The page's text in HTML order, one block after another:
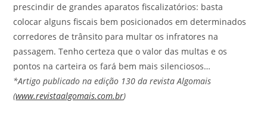
prescindir de grandes aparatos fiscalizatórios: basta
colocar alguns fiscais bem posicionados em determinados
corredores de trânsito para multar os infratores na
passagem. Tenho certeza que o valor das multas e os
pontos na carteira os fará bem mais silenciosos…
*Artigo publicado na edição 130 da revista Algomais
(www.revistaalgomais.com.br)